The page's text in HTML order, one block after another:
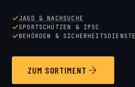
JAGD & NACHSUCHE
SPORTSCHÜTZEN & IPSC
BEHÖRDEN & SICHERHEITSDIENSTE
ZUM SORTIMENT